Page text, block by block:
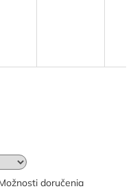
doručenia